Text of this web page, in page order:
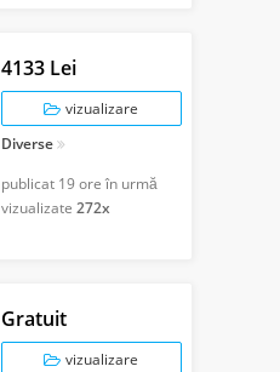
4133 Lei
vizualizare
Diverse
publicat 19 ore în urmă
vizualizate 272x
Gratuit
vizualizare